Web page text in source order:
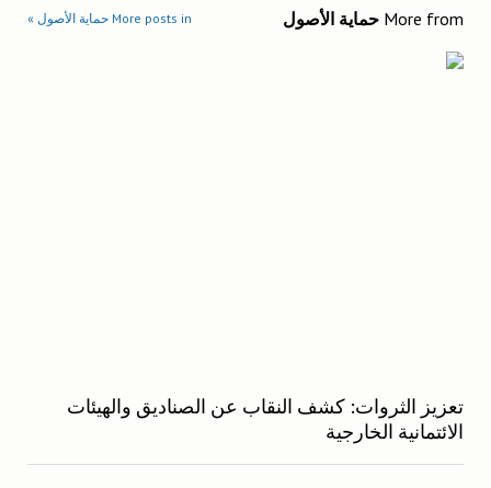
More from حماية الأصول More posts in حماية الأصول »
تعزيز الثروات: كشف النقاب عن الصناديق والهيئات
الائتمانية الخارجية